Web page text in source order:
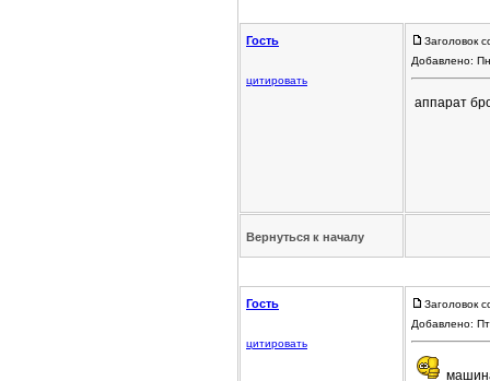
Гость
цитировать
Заголовок
Добавлено:
аппарат
Вернуться к началу
Гость
цитировать
Заголовок
Добавлено: